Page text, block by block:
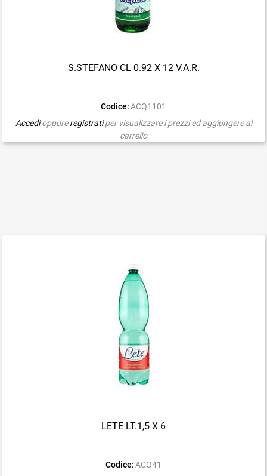
S.STEFANO CL 0.92 X 12 V.A.R.
Codice: ACQ1101
Accedioppureregistrati per visualizzare i prezzi ed aggiungere al
carrello
LETE LT.1,5 X 6
Codice: ACQ41